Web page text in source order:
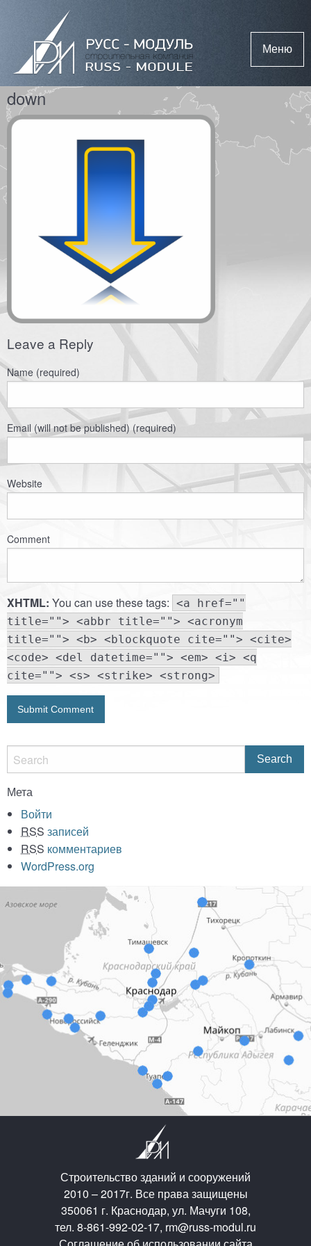
Меню
down
Leave a Reply
Name (required)
Email (will not be published) (required)
Website
Comment
XHTML: You can use these tags: <a href=""
title=""> <abbr title=""> <acronym
title=""> <b> <blockquote cite=""> <cite>
<code> <del datetime=""> <em> <i> <q
cite=""> <s> <strike> <strong>
Мета
Войти
RSS записей
RSS комментариев
WordPress.org
Строительство зданий и сооружений
2010 – 2017г. Все права защищены
350061 г. Краснодар, ул. Мачуги 108,
тел. 8-861-992-02-17, rm@russ-modul.ru